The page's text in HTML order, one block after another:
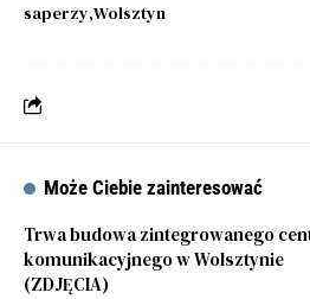
saperzy Wolsztyn
Może Ciebie zainteresować
Trwa budowa zintegrowanego
komunikacyjnego w Wolsztynie
(ZDJĘCIA)